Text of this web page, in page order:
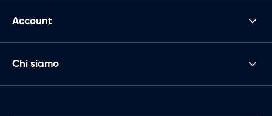
Account
Chi siamo